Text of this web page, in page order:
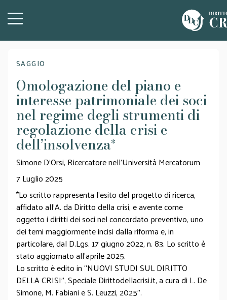
SAGGIO
Omologazione del piano e
interesse patrimoniale dei soci
nel regime degli strumenti di
regolazione della crisi e
dell’insolvenza*
Simone D’Orsi, Ricercatore nell’Università Mercatorum
7 Luglio 2025
*Lo scritto rappresenta l’esito del progetto di ricerca,
affidato all’A. da Diritto della crisi, e avente come
oggetto i diritti dei soci nel concordato preventivo, uno
dei temi maggiormente incisi dalla riforma e, in
particolare, dal D.Lgs. 17 giugno 2022, n. 83. Lo scritto è
stato aggiornato all’aprile 2025.
Lo scritto è edito in “NUOVI STUDI SUL DIRITTO
DELLA CRISI”, Speciale Dirittodellacrisi.it, a cura di L. De
Simone, M. Fabiani e S. Leuzzi, 2025”.